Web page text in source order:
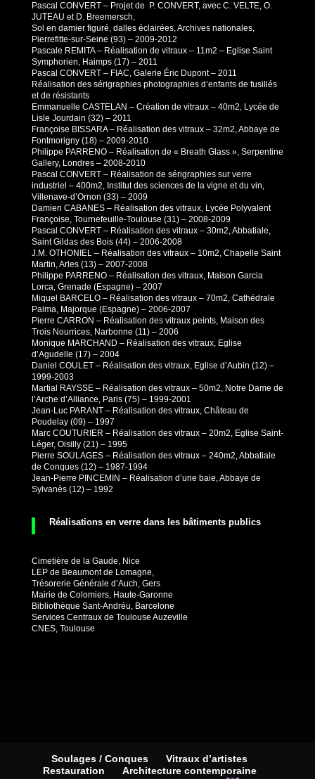
Pascal CONVERT – Projet de P. CONVERT, avec C. VELTE, O.
JUTEAU et D. Breemersch,
Sol en damier figuré, dalles éclairées, Archives nationales,
Pierrefitte-sur-Seine (93) – 2009-2012
Pascale REMITA – Réalisation de vitraux – 11m2 – Eglise Saint
Symphorien, Haimps (17) – 2011
Pascal CONVERT – FIAC, Galerie Éric Dupont – 2011
Réalisation des sérigraphies photographies d’enfants de fusillés
et de résistants
Emmanuelle CASTELAN – Création de vitraux – 40m2, Lycée de
Lisle Jourdain (32) – 2011
Françoise BISSARA – Réalisation des vitraux – 32m2, Abbaye de
Fontmorigny (18) – 2009-2010
Philippe PARRENO – Réalisation de « Breath Glass », Serpentine
Gallery, Londres – 2008-2010
Pascal CONVERT – Réalisation de sérigraphies sur verre
industriel – 400m2, Institut des sciences de la vigne et du vin,
Villenave-d’Ornon (33) – 2009
Damien CABANES – Réalisation des vitraux, Lycée Polyvalent
Françoise, Tournefeuille-Toulouse (31) – 2008-2009
Pascal CONVERT – Réalisation des vitraux – 30m2, Abbatiale,
Saint Gildas des Bois (44) – 2006-2008
J.M. OTHONIEL – Réalisation des vitraux – 10m2, Chapelle Saint
Martin, Arles (13) – 2007-2008
Philippe PARRENO – Réalisation des vitraux, Maison Garcia
Lorca, Grenade (Espagne) – 2007
Miquel BARCELO – Réalisation des vitraux – 70m2, Cathédrale
Palma, Majorque (Espagne) – 2006-2007
Pierre CARRON – Réalisation des vitraux peints, Maison des
Trois Nourrices, Narbonne (11) – 2006
Monique MARCHAND – Réalisation des vitraux, Eglise
d’Agudelle (17) – 2004
Daniel COULET – Réalisation des vitraux, Eglise d’Aubin (12) –
1999-2003
Martial RAYSSE – Réalisation des vitraux – 50m2, Notre Dame de
l’Arche d’Alliance, Paris (75) – 1999-2001
Jean-Luc PARANT – Réalisation des vitraux, Château de
Poudelay (09) – 1997
Marc COUTURIER – Réalisation des vitraux – 20m2, Eglise Saint-
Léger, Oisilly (21) – 1995
Pierre SOULAGES – Réalisation des vitraux – 240m2, Abbatiale
de Conques (12) – 1987-1994
Jean-Pierre PINCEMIN – Réalisation d’une baie, Abbaye de
Sylvanès (12) – 1992
Réalisations en verre dans les bâtiments publics
Cimetière de la Gaude, Nice
LEP de Beaumont de Lomagne,
Trésorerie Générale d’Auch, Gers
Mairie de Colomiers, Haute-Garonne
Bibliothèque Sant-Andréu, Barcelone
Services Centraux de Toulouse Auzeville
CNES, Toulouse
Soulages / Conques
Vitraux d’artistes
Restauration
Architecture contemporaine